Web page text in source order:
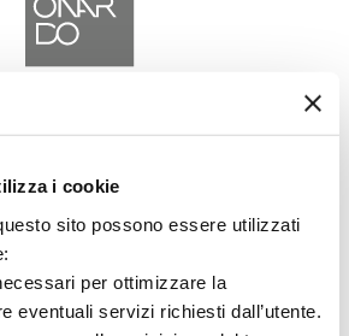
i cookie
sito possono essere utilizzati
per ottimizzare la
eventuali servizi richiesti dall’utente.
LEONARDO